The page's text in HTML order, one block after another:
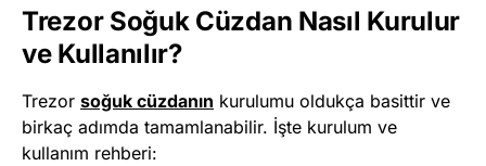
Trezor Soğuk Cüzdan Nasıl Kurulur
ve Kullanılır?
Trezor soğuk cüzdanın kurulumu oldukça basittir ve
birkaç adımda tamamlanabilir. İşte kurulum ve
kullanım rehberi: